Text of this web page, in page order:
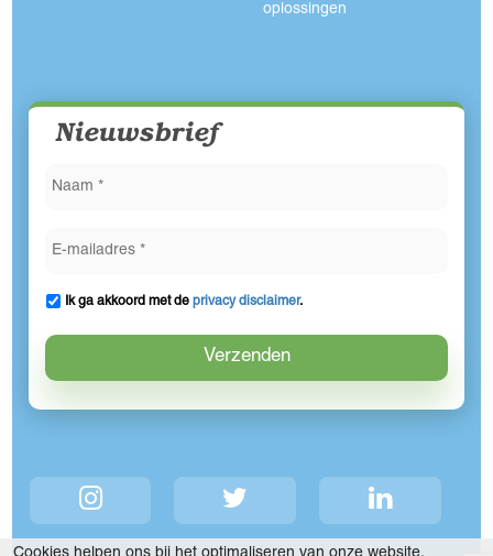
oplossingen
Nieuwsbrief
Ik ga akkoord met deprivacy disclaimer.